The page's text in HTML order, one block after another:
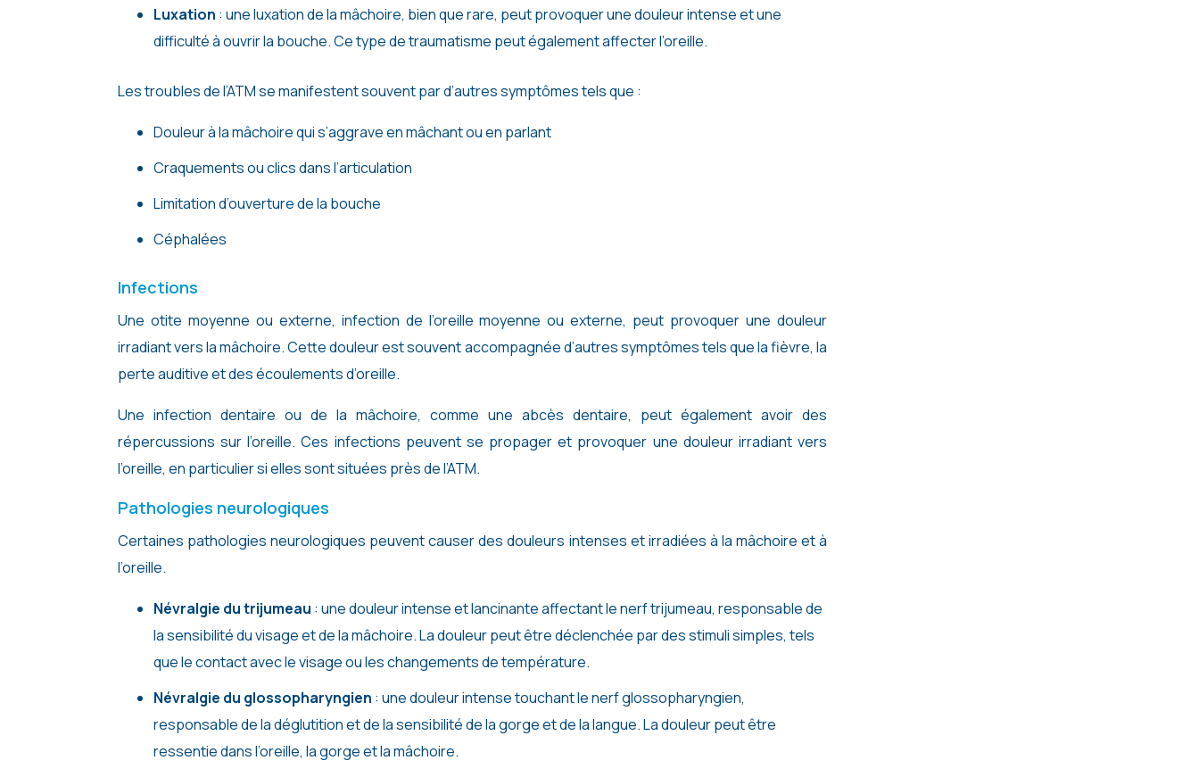
Luxation : une luxation de la mâchoire, bien que rare, peut provoquer une douleur intense et une
difficulté à ouvrir la bouche. Ce type de traumatisme peut également affecter l’oreille.
Les troubles de l’ATM se manifestent souvent par d’autres symptômes tels que :
Douleur à la mâchoire qui s’aggrave en mâchant ou en parlant
Craquements ou clics dans l’articulation
Limitation d’ouverture de la bouche
Céphalées
Infections
Une otite moyenne ou externe, infection de l’oreille moyenne ou externe, peut provoquer une douleur
irradiant vers la mâchoire. Cette douleur est souvent accompagnée d’autres symptômes tels que la fièvre, la
perte auditive et des écoulements d’oreille.
Une infection dentaire ou de la mâchoire, comme une abcès dentaire, peut également avoir des
répercussions sur l’oreille. Ces infections peuvent se propager et provoquer une douleur irradiant vers
l’oreille, en particulier si elles sont situées près de l’ATM.
Pathologies neurologiques
Certaines pathologies neurologiques peuvent causer des douleurs intenses et irradiées à la mâchoire et à
l’oreille.
Névralgie du trijumeau : une douleur intense et lancinante affectant le nerf trijumeau, responsable de
la sensibilité du visage et de la mâchoire. La douleur peut être déclenchée par des stimuli simples, tels
que le contact avec le visage ou les changements de température.
Névralgie du glossopharyngien : une douleur intense touchant le nerf glossopharyngien,
responsable de la déglutition et de la sensibilité de la gorge et de la langue. La douleur peut être
ressentie dans l’oreille, la gorge et la mâchoire.